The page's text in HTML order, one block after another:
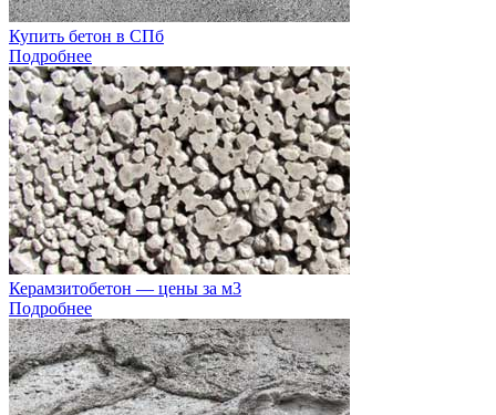
Купить бетон в СПб
Подробнее
Керамзитобетон — цены за м3
Подробнее